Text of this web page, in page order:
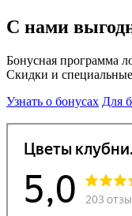
С нами
Бонусная программа
Скидки и
Узнать о бонусах Для